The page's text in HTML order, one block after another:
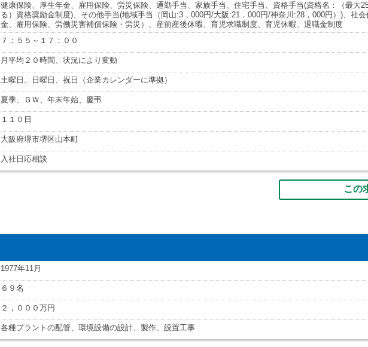
健康保険、厚生年金、雇用保険、労災保険、通勤手当、家族手当、住宅手当、資格手当(資格名：（最大
る）資格奨励金制度)、その他手当(地域手当（岡山:3，000円/大阪:21，000円/神奈川:28，000円）)、社
金、雇用保険、労働災害補償保険・労災）、産前産後休暇、育児求職制度、育児休暇、退職金制度
７：５５～１７：００
月平均２０時間、状況により変動
土曜日、日曜日、祝日（企業カレンダーに準拠）
夏季、ＧＷ、年末年始、慶弔
１１０日
大阪府堺市堺区山本町
入社日応相談
この
1977年11月
６９名
２，０００万円
各種プラントの配管、環境設備の設計、製作、設置工事